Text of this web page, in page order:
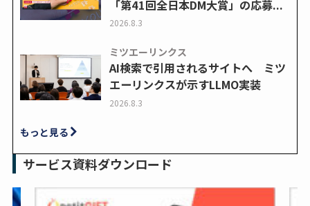
「第41回全日本DM大賞」の応募...
2026.8.3
ミツエーリンクス
AI検索で引用されるサイトへ ミツ
エーリンクスが示すLLMO実装
2026.8.3
もっと見る
サービス資料ダウンロード